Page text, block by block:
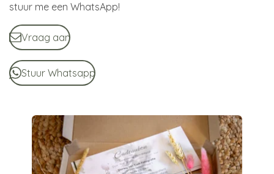
stuur me een WhatsApp!
Vraag aan
Stuur Whatsapp